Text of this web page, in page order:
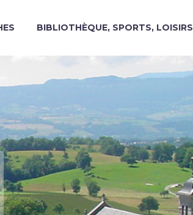
BIBLIOTHÈQUE, SPORTS, LOISIRS